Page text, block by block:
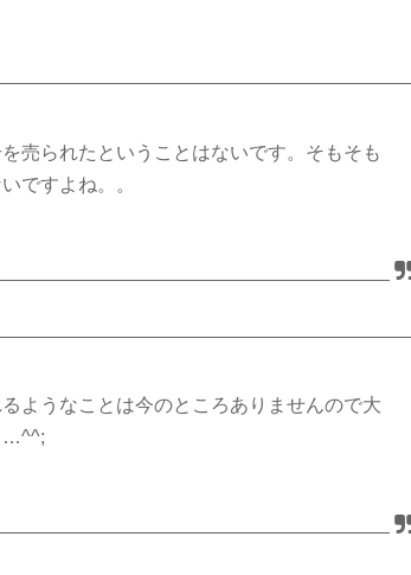
売られたということはないです。そもそも
ですよね。。
ようなことは今のところありませんので大
…^^;